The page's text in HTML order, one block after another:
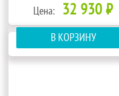
Цена: 32 930 ₽
В КОРЗИНУ